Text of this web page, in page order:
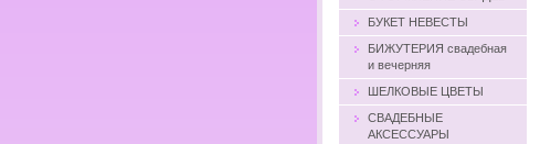
БУКЕТ НЕВЕСТЫ
БИЖУТЕРИЯ свадебная
и вечерняя
ШЕЛКОВЫЕ ЦВЕТЫ
СВАДЕБНЫЕ
АКСЕССУАРЫ